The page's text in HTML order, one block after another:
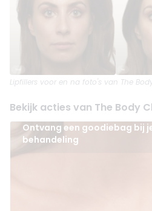
Lipfillers voor en na foto's van The
Bekijk acties van The Body
Ontvang een goodiebag bij
behandeling